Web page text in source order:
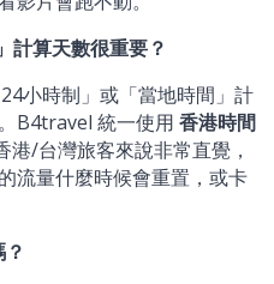
計算天數很重要？
小時制」或「當地時間」計
B4travel 統一使用 香港時間
港/台灣旅客來說非常直覺，
流量什麼時候會重置，或卡